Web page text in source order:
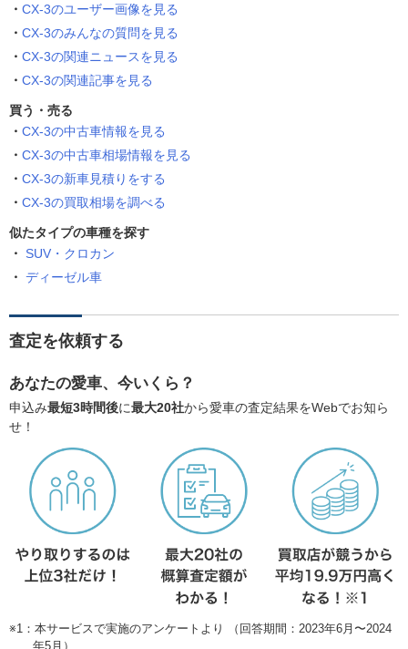
CX-3のユーザー画像を見る
CX-3のみんなの質問を見る
CX-3の関連ニュースを見る
CX-3の関連記事を見る
買う・売る
CX-3の中古車情報を見る
CX-3の中古車相場情報を見る
CX-3の新車見積りをする
CX-3の買取相場を調べる
似たタイプの車種を探す
SUV・クロカン
ディーゼル車
査定を依頼する
あなたの愛車、今いくら？
申込み最短3時間後に最大20社から愛車の査定結果をWebでお知ら
せ！
※1：本サービスで実施のアンケートより （回答期間：2023年6月〜2024
年5月）